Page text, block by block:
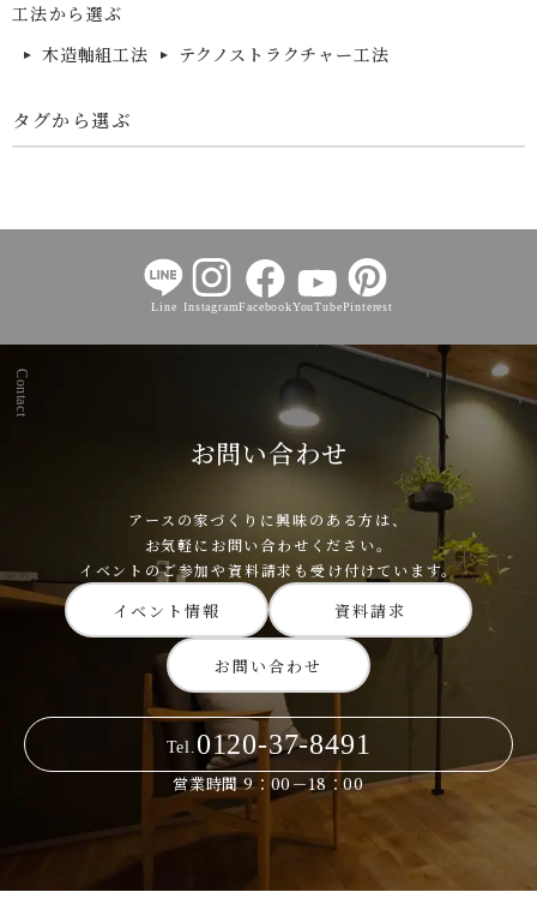
工法から選ぶ
木造軸組工法
テクノストラクチャー工法
タグから選ぶ
Line InstagramFacebookYouTubePinterest
Contact
お問い合わせ
アースの家づくりに興味のある方は、
お気軽にお問い合わせください。
イベントのご参加や資料請求も受け付けています。
イベント情報 資料請求
お問い合わせ
Tel. 0120-37-8491
営業時間 9：00－18：00